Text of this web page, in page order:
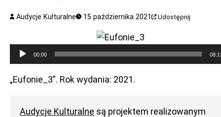
Audycje Kulturalne 15 października 2021 Udostępnij
Odtwarzacz
plików
dźwiękowych
00:00
„Eufonie_3”. Rok wydania: 2021.
Audycje Kulturalne są projektem realizowanym